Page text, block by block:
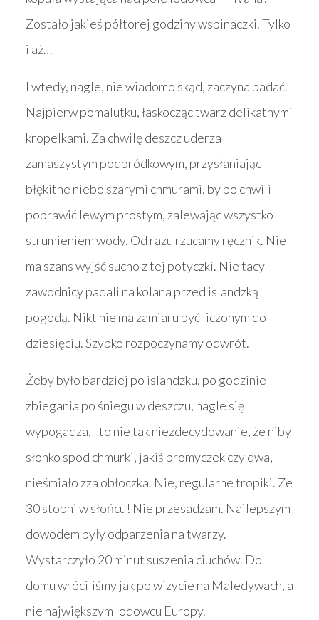
Zostało jakieś półtorej godziny wspinaczki. Tylko
i aż…
I wtedy, nagle, nie wiadomo skąd, zaczyna padać.
Najpierw pomalutku, łaskocząc twarz delikatnymi
kropelkami. Za chwilę deszcz uderza
zamaszystym podbródkowym, przysłaniając
błękitne niebo szarymi chmurami, by po chwili
poprawić lewym prostym, zalewając wszystko
strumieniem wody. Od razu rzucamy ręcznik. Nie
ma szans wyjść sucho z tej potyczki. Nie tacy
zawodnicy padali na kolana przed islandzką
pogodą. Nikt nie ma zamiaru być liczonym do
dziesięciu. Szybko rozpoczynamy odwrót.
Żeby było bardziej po islandzku, po godzinie
zbiegania po śniegu w deszczu, nagle się
wypogadza. I to nie tak niezdecydowanie, że niby
słonko spod chmurki, jakiś promyczek czy dwa,
nieśmiało zza obłoczka. Nie, regularne tropiki. Ze
30 stopni w słońcu! Nie przesadzam. Najlepszym
dowodem były odparzenia na twarzy.
Wystarczyło 20 minut suszenia ciuchów. Do
domu wróciliśmy jak po wizycie na Maledywach, a
nie największym lodowcu Europy.